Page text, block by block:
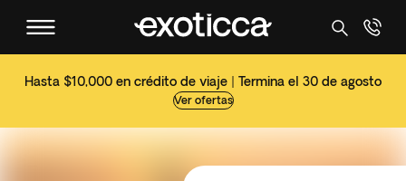
Hasta $10,000 en crédito de viaje | Termina el 30 de agosto
Ver ofertas